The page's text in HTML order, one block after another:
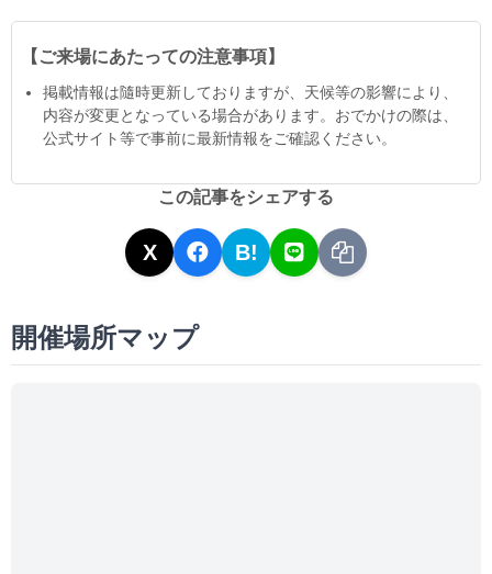
【ご来場にあたっての注意事項】
掲載情報は隨時更新しておりますが、天候等の影響により、
内容が変更となっている場合があります。おでかけの際は、
公式サイト等で事前に最新情報をご確認ください。
この記事をシェアする
X B!
開催場所マップ